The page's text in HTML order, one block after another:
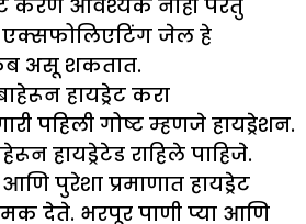
करणे आवश्यक नाही परंतु
एक्सफोलिएटिंग जेल हे
असू शकतात.
हायड्रेट करा
पहिली गोष्ट म्हणजे हायड्रेशन.
हायड्रेटेड राहिले पाहिजे.
पुरेशा प्रमाणात हायड्रेट
देते. भरपूर पाणी प्या आणि